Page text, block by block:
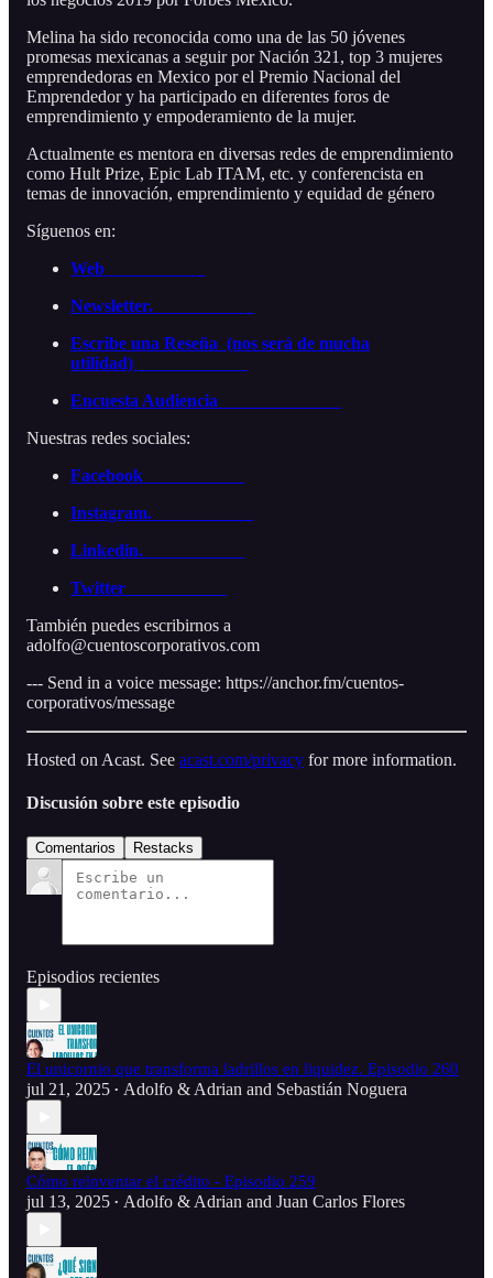
Melina ha sido reconocida como una de las 50 jóvenes
promesas mexicanas a seguir por Nación 321, top 3 mujeres
emprendedoras en Mexico por el Premio Nacional del
Emprendedor y ha participado en diferentes foros de
emprendimiento y empoderamiento de la mujer.
Actualmente es mentora en diversas redes de emprendimiento
como Hult Prize, Epic Lab ITAM, etc. y conferencista en
temas de innovación, emprendimiento y equidad de género
Síguenos en:
Web
Newsletter.
Escribe una Reseña (nos será de mucha
utilidad)
Encuesta Audiencia
Nuestras redes sociales:
Facebook
Instagram.
Linkedin.
Twitter
También puedes escribirnos a
adolfo@cuentoscorporativos.com
--- Send in a voice message: https://anchor.fm/cuentos-
corporativos/message
Hosted on Acast. See acast.com/privacy for more information.
Discusión sobre este episodio
Comentarios Restacks
Episodios recientes
El unicornio que transforma ladrillos en liquidez. Episodio 260
jul 21, 2025 • Adolfo & Adrian and Sebastián Noguera
Cómo reinventar el crédito - Episodio 259
jul 13, 2025 • Adolfo & Adrian and Juan Carlos Flores